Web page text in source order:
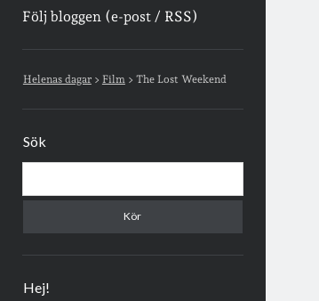
Följ bloggen (e-post / RSS)
Sidopanel
Helenas dagar> Film > The Lost Weekend
Sök
Hej!